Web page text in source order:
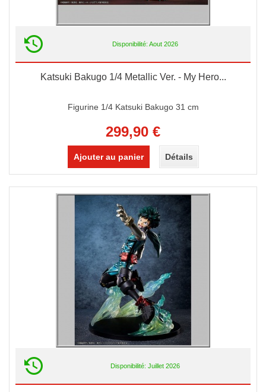
Disponibilité: Aout 2026
Katsuki Bakugo 1/4 Metallic Ver. - My Hero...
Figurine 1/4 Katsuki Bakugo 31 cm
299,90 €
Ajouter au panier Détails
Disponibilité: Juillet 2026